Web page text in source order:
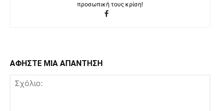
προσωπική τους κρίση!
ΑΦΗΣΤΕ ΜΙΑ ΑΠΑΝΤΗΣΗ